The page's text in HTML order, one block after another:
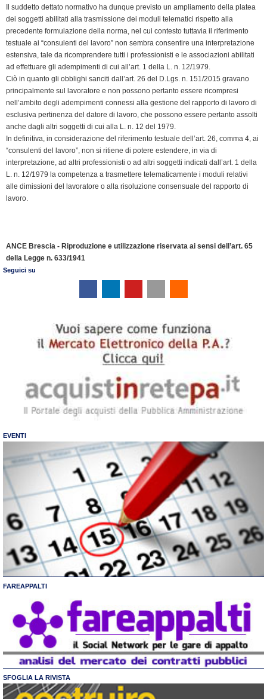
Il suddetto dettato normativo ha dunque previsto un ampliamento della platea
dei soggetti abilitati alla trasmissione dei moduli telematici rispetto alla
precedente formulazione della norma, nel cui contesto tuttavia il riferimento
testuale ai “consulenti del lavoro” non sembra consentire una interpretazione
estensiva, tale da ricomprendere tutti i professionisti e le associazioni abilitati
ad effettuare gli adempimenti di cui all’art. 1 della L. n. 12/1979.
Ciò in quanto gli obblighi sanciti dall’art. 26 del D.Lgs. n. 151/2015 gravano
principalmente sul lavoratore e non possono pertanto essere ricompresi
nell’ambito degli adempimenti connessi alla gestione del rapporto di lavoro di
esclusiva pertinenza del datore di lavoro, che possono essere pertanto assolti
anche dagli altri soggetti di cui alla L. n. 12 del 1979.
In definitiva, in considerazione del riferimento testuale dell’art. 26, comma 4, ai
“consulenti del lavoro”, non si ritiene di potere estendere, in via di
interpretazione, ad altri professionisti o ad altri soggetti indicati dall’art. 1 della
L. n. 12/1979 la competenza a trasmettere telematicamente i moduli relativi
alle dimissioni del lavoratore o alla risoluzione consensuale del rapporto di
lavoro.
ANCE Brescia - Riproduzione e utilizzazione riservata ai sensi dell’art. 65
della Legge n. 633/1941
Seguici su
EVENTI
FAREAPPALTI
SFOGLIA LA RIVISTA